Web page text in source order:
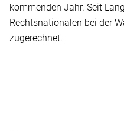
kommenden Jahr. Seit
Rechtsnationalen bei der
zugerechnet.